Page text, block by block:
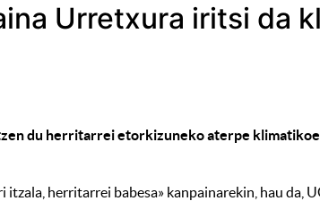
Urretxura iritsi da
du herritarrei etorkizuneko aterpe
herritarrei babesa» kanpainarekin, hau